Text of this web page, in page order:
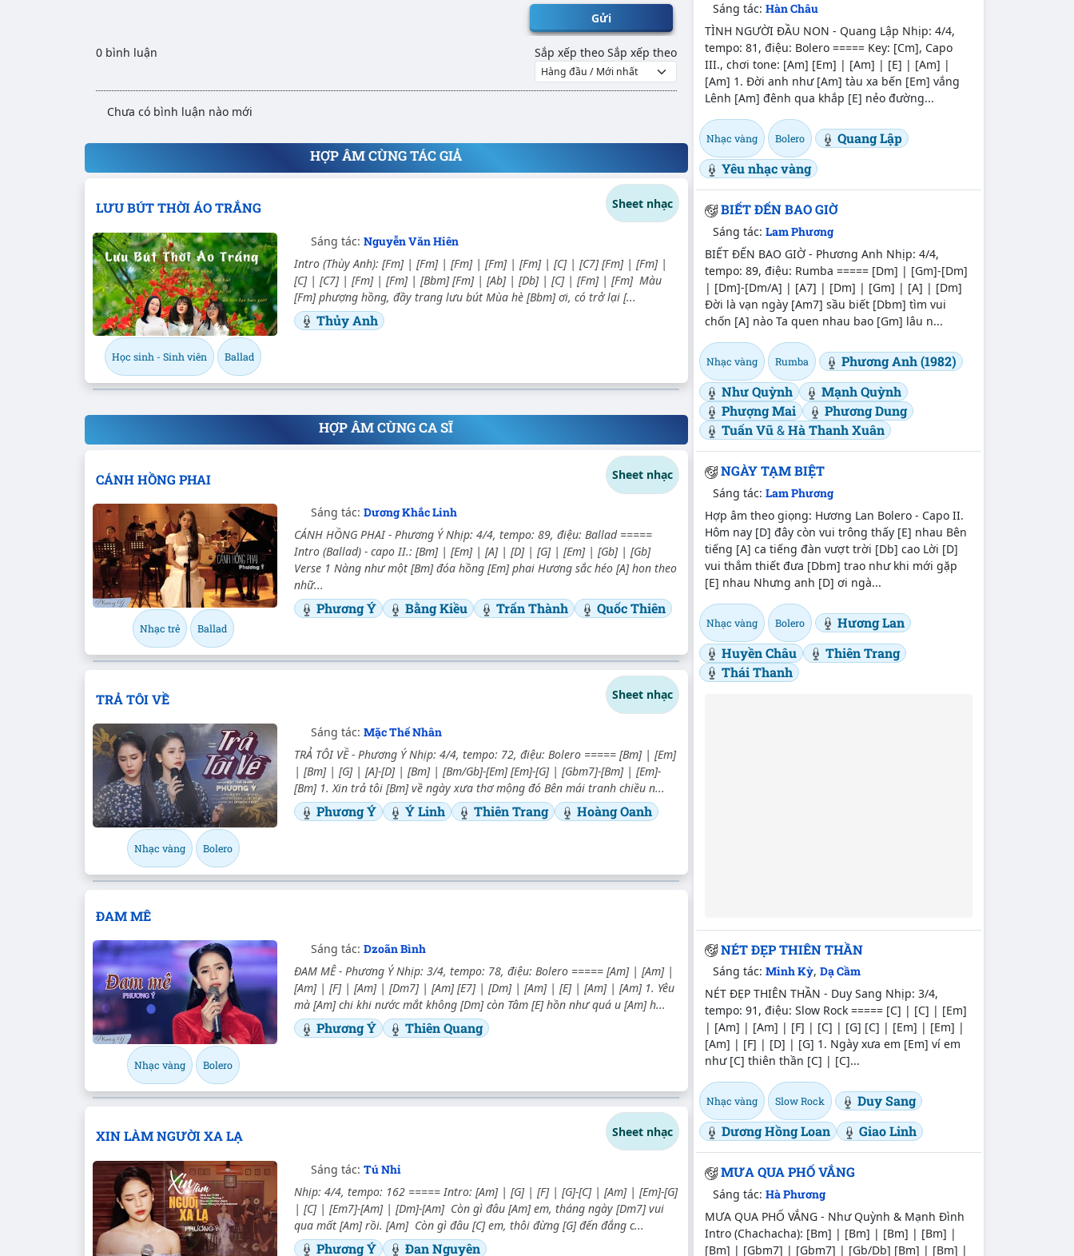
Gửi
0 bình luận Sắp xếp theo Sắp xếp theo
Chưa có bình luận nào mới
HỢP ÂM CÙNG TÁC GIẢ
LƯU BÚT THỜI ÁO TRẮNG Sheet nhạc
Học sinh - Sinh viên Ballad
Sáng tác: Nguyễn Văn Hiên
Intro (Thùy Anh): [Fm] | [Fm] | [Fm] | [Fm] | [Fm] | [C] | [C7] [Fm] | [Fm] |
[C] | [C7] | [Fm] | [Fm] | [Bbm] [Fm] | [Ab] | [Db] | [C] | [Fm] | [Fm] Màu
[Fm] phượng hồng, đầy trang lưu bút Mùa hè [Bbm] ơi, có trở lại [...
Thủy Anh
HỢP ÂM CÙNG CA SĨ
CÁNH HỒNG PHAI Sheet nhạc
Nhạc trẻ Ballad
Sáng tác: Dương Khắc Linh
CÁNH HỒNG PHAI - Phương Ý Nhịp: 4/4, tempo: 89, điệu: Ballad =====
Intro (Ballad) - capo II.: [Bm] | [Em] | [A] | [D] | [G] | [Em] | [Gb] | [Gb]
Verse 1 Nàng như một [Bm] đóa hồng [Em] phai Hương sắc héo [A] hon theo
nhữ...
Phương Ý Bằng Kiều Trấn Thành Quốc Thiên
TRẢ TÔI VỀ Sheet nhạc
Nhạc vàng Bolero
Sáng tác: Mặc Thế Nhân
TRẢ TÔI VỀ - Phương Ý Nhịp: 4/4, tempo: 72, điệu: Bolero ===== [Bm] | [Em]
| [Bm] | [G] | [A]-[D] | [Bm] | [Bm/Gb]-[Em] [Em]-[G] | [Gbm7]-[Bm] | [Em]-
[Bm] 1. Xin trả tôi [Bm] về ngày xưa thơ mộng đó Bên mái tranh chiều n...
Phương Ý Ý Linh Thiên Trang Hoàng Oanh
ĐAM MÊ
Nhạc vàng Bolero
Sáng tác: Dzoãn Bình
ĐAM MÊ - Phương Ý Nhịp: 3/4, tempo: 78, điệu: Bolero ===== [Am] | [Am] |
[Am] | [F] | [Am] | [Dm7] | [Am] [E7] | [Dm] | [Am] | [E] | [Am] | [Am] 1. Yêu
mà [Am] chi khi nước mắt không [Dm] còn Tâm [E] hồn như quá u [Am] h...
Phương Ý Thiên Quang
XIN LÀM NGƯỜI XA LẠ Sheet nhạc
Sáng tác: Tú Nhi
Nhịp: 4/4, tempo: 162 ===== Intro: [Am] | [G] | [F] | [G]-[C] | [Am] | [Em]-[G]
| [C] | [Em7]-[Am] | [Dm]-[Am] Còn gì đâu [Am] em, tháng ngày [Dm7] vui
qua mất [Am] rồi. [Am] Còn gì đâu [C] em, thôi đừng [G] đến đắng c...
Phương Ý Đan Nguyên
Sáng tác:Hàn Châu
TÌNH NGƯỜI ĐẦU NON - Quang Lập Nhịp: 4/4,
tempo: 81, điệu: Bolero ===== Key: [Cm], Capo
III., chơi tone: [Am] [Em] | [Am] | [E] | [Am] |
[Am] 1. Đời anh như [Am] tàu xa bến [Em] vắng
Lênh [Am] đênh qua khắp [E] nẻo đường...
Nhạc vàng Bolero
Quang Lập
Yêu nhạc vàng
BIẾT ĐẾN BAO GIỜ
Sáng tác:Lam Phương
BIẾT ĐẾN BAO GIỜ - Phương Anh Nhịp: 4/4,
tempo: 89, điệu: Rumba ===== [Dm] | [Gm]-[Dm]
| [Dm]-[Dm/A] | [A7] | [Dm] | [Gm] | [A] | [Dm]
Đời là vạn ngày [Am7] sầu biết [Dbm] tìm vui
chốn [A] nào Ta quen nhau bao [Gm] lâu n...
Nhạc vàng Rumba
Phương Anh (1982)
Như Quỳnh
Mạnh Quỳnh
Phượng Mai
Phương Dung
Tuấn Vũ&Hà Thanh Xuân
NGÀY TẠM BIỆT
Sáng tác:Lam Phương
Hợp âm theo giọng: Hương Lan Bolero - Capo II.
Hôm nay [D] đây còn vui trông thấy [E] nhau Bên
tiếng [A] ca tiếng đàn vượt trời [Db] cao Lời [D]
vui thắm thiết đưa [Dbm] trao như khi mới gặp
[E] nhau Nhưng anh [D] ơi ngà...
Nhạc vàng Bolero
Hương Lan
Huyền Châu
Thiên Trang
Thái Thanh
NÉT ĐẸP THIÊN THẦN
Sáng tác:Minh Kỳ,Dạ Cầm
NÉT ĐẸP THIÊN THẦN - Duy Sang Nhịp: 3/4,
tempo: 91, điệu: Slow Rock ===== [C] | [C] | [Em]
| [Am] | [Am] | [F] | [C] | [G] [C] | [Em] | [Em] |
[Am] | [F] | [D] | [G] 1. Ngày xưa em [Em] ví em
như [C] thiên thần [C] | [C]...
Nhạc vàng Slow Rock
Duy Sang
Dương Hồng Loan
Giao Linh
MƯA QUA PHỐ VẮNG
Sáng tác:Hà Phương
MƯA QUA PHỐ VẮNG - Như Quỳnh & Mạnh Đình
Intro (Chachacha): [Bm] | [Bm] | [Bm] | [Bm] |
[Bm] | [Gbm7] | [Gbm7] | [Gb/Db] [Bm] | [Bm] |